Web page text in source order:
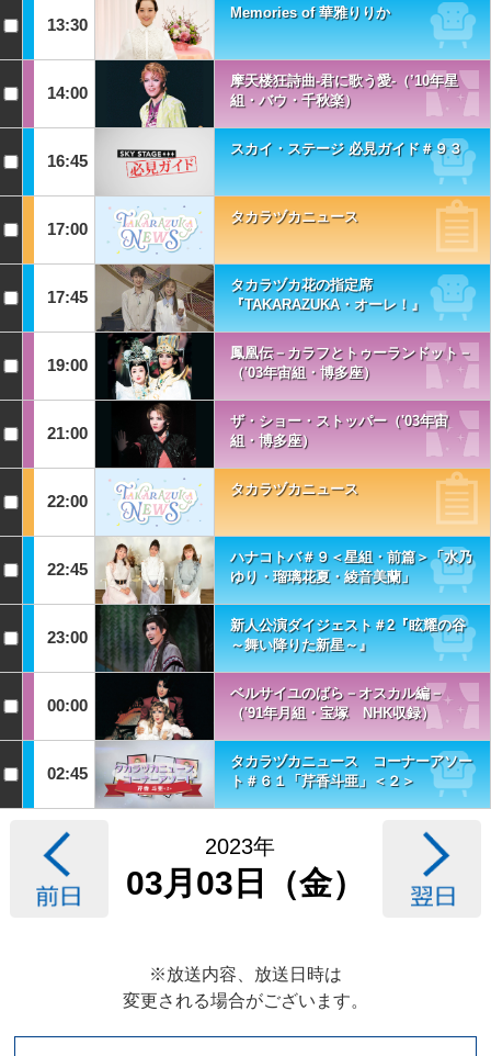
13:30
Memories of 華雅りりか
14:00
摩天楼狂詩曲-君に歌う愛-（’10年星
組・バウ・千秋楽）
16:45
スカイ・ステージ 必見ガイド＃９３
17:00
タカラヅカニュース
17:45
タカラヅカ花の指定席
『TAKARAZUKA・オーレ！』
19:00
鳳凰伝－カラフとトゥーランドット－
（'03年宙組・博多座）
21:00
ザ・ショー・ストッパー（'03年宙
組・博多座）
22:00
タカラヅカニュース
22:45
ハナコトバ＃９＜星組・前篇＞「水乃
ゆり・瑠璃花夏・綾音美蘭」
23:00
新人公演ダイジェスト＃2『眩耀の谷
～舞い降りた新星～』
00:00
ベルサイユのばら－オスカル編－
（'91年月組・宝塚 NHK収録）
02:45
タカラヅカニュース コーナーアソー
ト＃６１「芹香斗亜」＜２＞
2023年
03月03日（金）
※放送内容、放送日時は
変更される場合がございます。